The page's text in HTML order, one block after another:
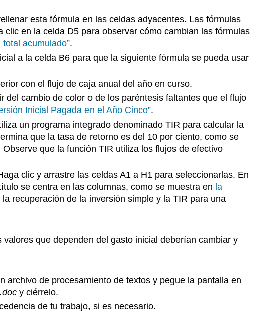
esta fórmula en las celdas adyacentes. Las fórmulas
en la celda D5 para observar cómo cambian las fórmulas
acumulado”.
a la celda B6 para que la siguiente fórmula se pueda usar
con el flujo de caja anual del año en curso.
cambio de color o de los paréntesis faltantes que el flujo
Inicial Pagada en el Año Cinco”.
un programa integrado denominado TIR para calcular la
que la tasa de retorno es del 10 por ciento, como se
Observe que la función TIR utiliza los flujos de efectivo
clic y arrastre las celdas A1 a H1 para seleccionarlas. En
se centra en las columnas, como se muestra en la
recuperación de la inversión simple y la TIR para una
que dependen del gasto inicial deberían cambiar y
archivo de procesamiento de textos y pegue la pantalla en
y ciérrelo.
de tu trabajo, si es necesario.